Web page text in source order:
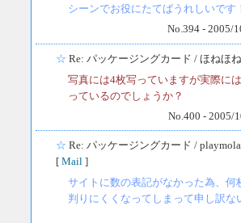
シーンでお役にたてばうれしいです！
No.394 - 2005/
☆ Re: パッケージングカード / ほねほね
写真には4枚写っていますが実際に
っているのでしょうか？
No.400 - 2005/
☆ Re: パッケージングカード /
[ Mail ]
サイトに数の表記がなかった為、何
判りにくくなってしまって申し訳な